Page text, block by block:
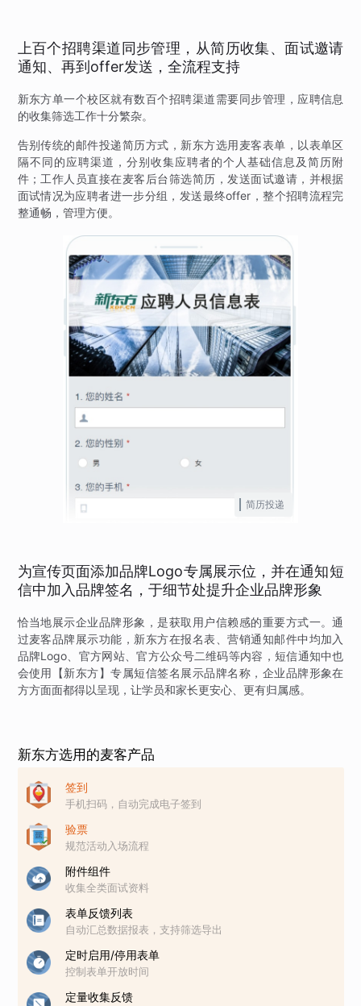
上百个招聘渠道同步管理，从简历收集、面试邀请
通知、再到offer发送，全流程支持
新东方单一个校区就有数百个招聘渠道需要同步管理，应聘信息
的收集筛选工作十分繁杂。
告别传统的邮件投递简历方式，新东方选用麦客表单，以表单区
隔不同的应聘渠道，分别收集应聘者的个人基础信息及简历附
件；工作人员直接在麦客后台筛选简历，发送面试邀请，并根据
面试情况为应聘者进一步分组，发送最终offer，整个招聘流程完
整通畅，管理方便。
简历投递
为宣传页面添加品牌Logo专属展示位，并在通知短
信中加入品牌签名，于细节处提升企业品牌形象
恰当地展示企业品牌形象，是获取用户信赖感的重要方式一。通
过麦客品牌展示功能，新东方在报名表、营销通知邮件中均加入
品牌Logo、官方网站、官方公众号二维码等内容，短信通知中也
会使用【新东方】专属短信签名展示品牌名称，企业品牌形象在
方方面面都得以呈现，让学员和家长更安心、更有归属感。
新东方选用的麦客产品
签到
手机扫码，自动完成电子签到
验票
规范活动入场流程
附件组件
收集全类面试资料
表单反馈列表
自动汇总数据报表，支持筛选导出
定时启用/停用表单
控制表单开放时间
定量收集反馈